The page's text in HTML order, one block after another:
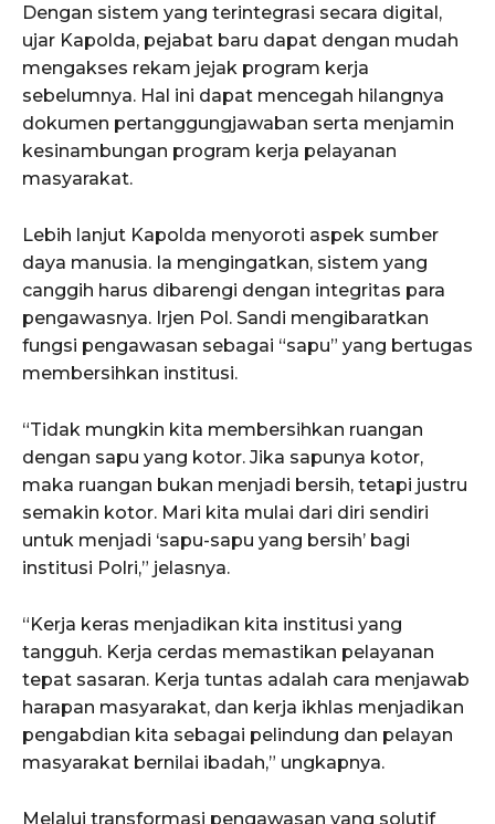
Dengan sistem yang terintegrasi secara digital,
ujar Kapolda, pejabat baru dapat dengan mudah
mengakses rekam jejak program kerja
sebelumnya. Hal ini dapat mencegah hilangnya
dokumen pertanggungjawaban serta menjamin
kesinambungan program kerja pelayanan
masyarakat.
Lebih lanjut Kapolda menyoroti aspek sumber
daya manusia. Ia mengingatkan, sistem yang
canggih harus dibarengi dengan integritas para
pengawasnya. Irjen Pol. Sandi mengibaratkan
fungsi pengawasan sebagai “sapu” yang bertugas
membersihkan institusi.
“Tidak mungkin kita membersihkan ruangan
dengan sapu yang kotor. Jika sapunya kotor,
maka ruangan bukan menjadi bersih, tetapi justru
semakin kotor. Mari kita mulai dari diri sendiri
untuk menjadi ‘sapu-sapu yang bersih’ bagi
institusi Polri,” jelasnya.
“Kerja keras menjadikan kita institusi yang
tangguh. Kerja cerdas memastikan pelayanan
tepat sasaran. Kerja tuntas adalah cara menjawab
harapan masyarakat, dan kerja ikhlas menjadikan
pengabdian kita sebagai pelindung dan pelayan
masyarakat bernilai ibadah,” ungkapnya.
Melalui transformasi pengawasan yang solutif